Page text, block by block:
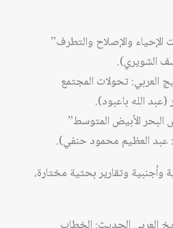
الإحياء والإصلاح والتطرف”
الشويري).
العربي: تحولات المجتمع
(عبد الله باعبود).
الأبيض المتوسط”
عبد العظيم محمود حنفي).
وتقارير بحثية مختارة،